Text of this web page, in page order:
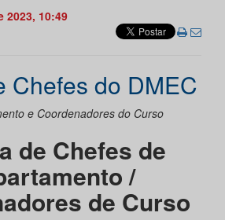
2023, 10:49
Chefes do DMEC
e Coordenadores do Curso
de Chefes de
/
de Curso